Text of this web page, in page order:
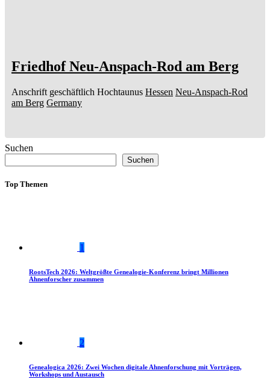
Friedhof Neu-Anspach-Rod am Berg
Anschrift geschäftlich Hochtaunus Hessen Neu-Anspach-Rod
am Berg Germany
Suchen
Suchen
Top Themen
1
RootsTech 2026: Weltgrößte Genealogie-Konferenz bringt Millionen
Ahnenforscher zusammen
2
Genealogica 2026: Zwei Wochen digitale Ahnenforschung mit Vorträgen,
Workshops und Austausch